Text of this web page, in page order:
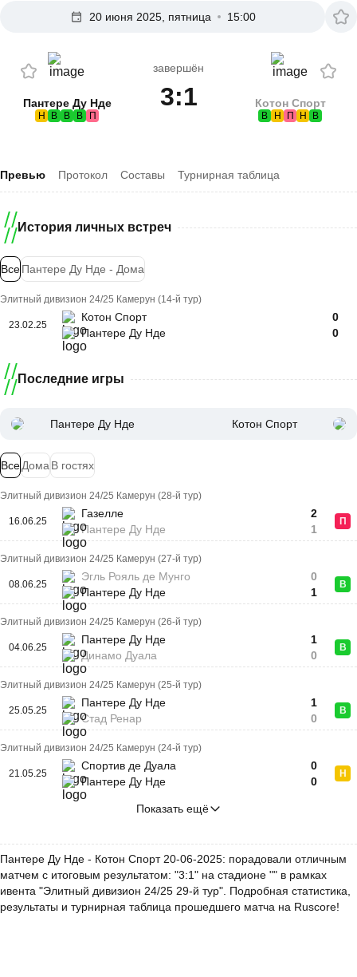
20 июня 2025, пятница
15:00
Пантере Ду Нде
Н В В В П
завершён
3:1 Котон Спорт
В Н П Н В
Превью Протокол Составы Турнирная таблица
История личных встреч
ВсеПантере Ду Нде - Дома
Элитный дивизион 24/25 Камерун (14-й тур)
23.02.25
Котон Спорт
Пантере Ду Нде
0
0
Последние игры
Пантере Ду Нде Котон Спорт
ВсеДома В гостях
Элитный дивизион 24/25 Камерун (28-й тур)
16.06.25
Газелле
Пантере Ду Нде
2
1
П
Элитный дивизион 24/25 Камерун (27-й тур)
08.06.25
Эгль Рояль де Мунго
Пантере Ду Нде
0
1
В
Элитный дивизион 24/25 Камерун (26-й тур)
04.06.25
Пантере Ду Нде
Динамо Дуала
1
0
В
Элитный дивизион 24/25 Камерун (25-й тур)
25.05.25
Пантере Ду Нде
Стад Ренар
1
0
В
Элитный дивизион 24/25 Камерун (24-й тур)
21.05.25
Спортив де Дуала
Пантере Ду Нде
0
0
Н
Показать ещё
Пантере Ду Нде - Котон Спорт 20-06-2025: порадовали отличным
матчем с итоговым результатом: "3:1" на стадионе "" в рамках
ивента "Элитный дивизион 24/25 29-й тур". Подробная статистика,
результаты и турнирная таблица прошедшего матча на Ruscore!